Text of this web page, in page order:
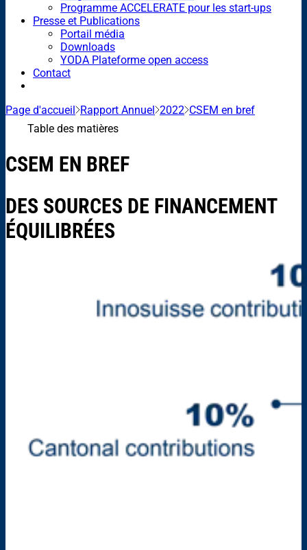
Programme ACCELERATE pour les start-ups
Presse et Publications
Portail média
Downloads
YODA Plateforme open access
Contact
Page d'accueil Rapport Annuel 2022 CSEM en bref
Table des matières
CSEM EN BREF
DES SOURCES DE FINANCEMENT
ÉQUILIBRÉES